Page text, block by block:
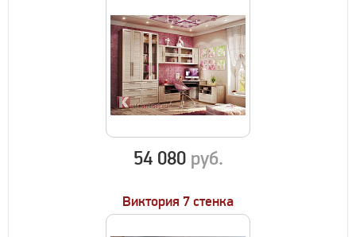
54 080 руб.
Виктория 7 стенка